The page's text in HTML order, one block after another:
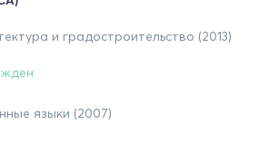
и градостроительство (2013)
языки (2007)